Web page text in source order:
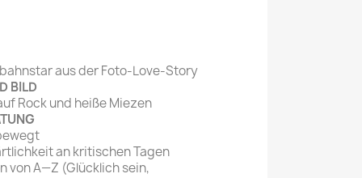
aus der Foto-Love-Story
BILD
Rock und heiße Miezen
an kritischen Tagen
von A—Z (Glücklich sein,